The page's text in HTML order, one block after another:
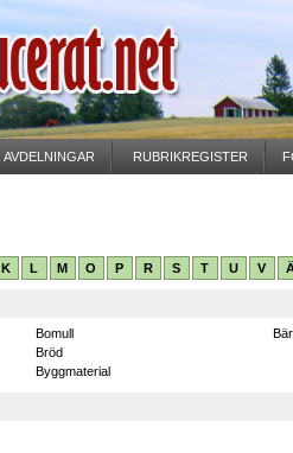
K L M O P R S T U V
Bomull
Bröd
Byggmaterial
Bär
AVDELNINGAR RUBRIKREGISTER